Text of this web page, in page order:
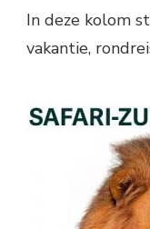
In deze kolom
vakantie,